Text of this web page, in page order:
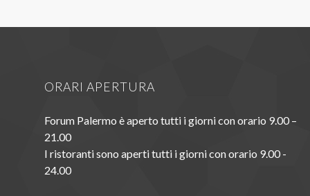
ORARI APERTURA
Forum Palermo è aperto tutti i giorni con orario 9.00 –
21.00
I ristoranti sono aperti tutti i giorni con orario 9.00 -
24.00